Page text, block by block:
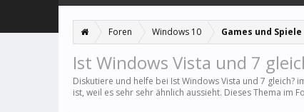
Foren Windows 10 Games und Spiele
Ist Windows Vista und 7
Diskutiere und helfe bei Ist Windows Vista und 7 gleich?
ist, weil es sehr sehr ähnlich aussieht. Dieses Thema im